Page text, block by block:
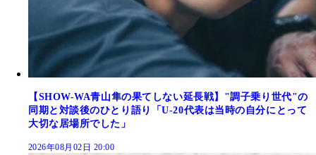
【SHOW-WA青山隼の果てしない延長戦】"調子乗り世代"の
同期と対談後のひとり語り「U-20代表は当時の自分にとって
大切な居場所でした」
2026年08月02日 20:00